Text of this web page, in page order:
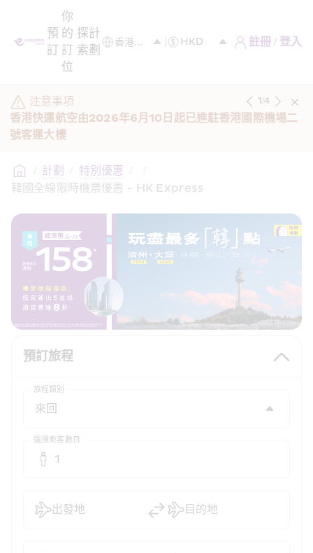
預
訂
你
的
訂
位
探
索
計
劃
註冊 / 登入
注意事項
香港快運航空由2026年6月10日起已進駐香港國際機場二
號客運大樓
1/4
/ 計劃 / 特別優惠 /
/
韓國全線限時機票優惠 - HK Express
預訂旅程
旅程類別
選擇乘客數目
1
出發地 目的地